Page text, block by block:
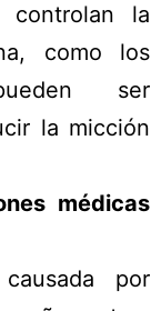
controlan la
como los
ser
la micción
médicas
por